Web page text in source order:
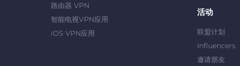
路由器 VPN
智能电视VPN应用
iOS VPN应用
活动
联盟计划
Influencers
邀请朋友